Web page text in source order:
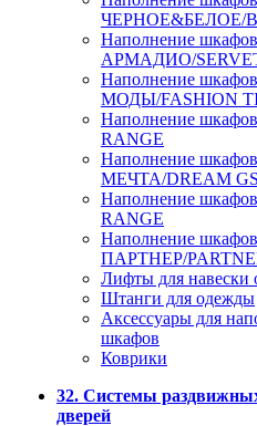
ЧЕРНОЕ&БЕЛОЕ/
Наполнение
АРМАДИО/
Наполнение
МОДЫ/FASHION
Наполнение
RANGE
Наполнение шкафов
МЕЧТА/DREAM
Наполнение
RANGE
Наполнение шкафов
ПАРТНЕР/
Лифты для навески
Штанги для одежды
Аксессуары для
шкафов
Коврики
32. Системы
дверей